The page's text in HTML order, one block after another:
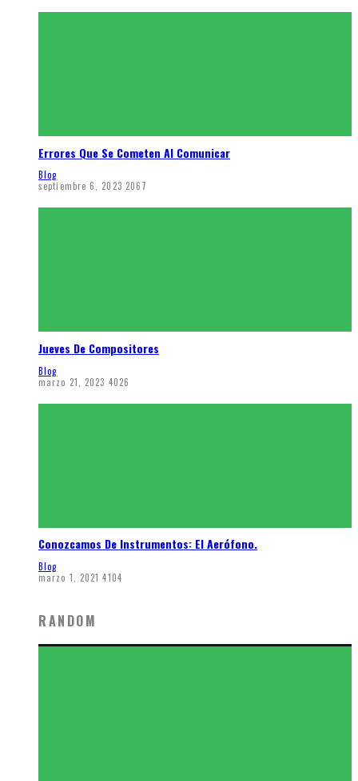
Errores Que Se Cometen Al Comunicar
Blog
septiembre 6, 2023 2067
Jueves De Compositores
Blog
marzo 21, 2023 4026
Conozcamos De Instrumentos: El Aerófono.
Blog
marzo 1, 2021 4104
RANDOM